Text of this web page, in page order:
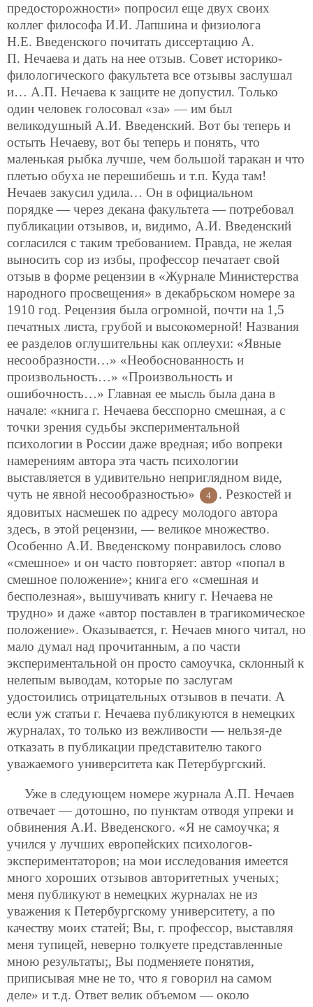
предосторожности» попросил еще двух своих
коллег философа И.И. Лапшина и физиолога
Н.Е. Введенского почитать диссертацию А.
П. Нечаева и дать на нее отзыв. Совет историко-
филологического факультета все отзывы заслушал
и… А.П. Нечаева к защите не допустил. Только
один человек голосовал «за» — им был
великодушный А.И. Введенский. Вот бы теперь и
остыть Нечаеву, вот бы теперь и понять, что
маленькая рыбка лучше, чем большой таракан и что
плетью обуха не перешибешь и т.п. Куда там!
Нечаев закусил удила… Он в официальном
порядке — через декана факультета — потребовал
публикации отзывов, и, видимо, А.И. Введенский
согласился с таким требованием. Правда, не желая
выносить сор из избы, профессор печатает свой
отзыв в форме рецензии в «Журнале Министерства
народного просвещения» в декабрьском номере за
1910 год. Рецензия была огромной, почти на 1,5
печатных листа, грубой и высокомерной! Названия
ее разделов оглушительны как оплеухи: «Явные
несообразности…» «Необоснованность и
произвольность…» «Произвольность и
ошибочность…» Главная ее мысль была дана в
начале: «книга г. Нечаева бесспорно смешная, а с
точки зрения судьбы экспериментальной
психологии в России даже вредная; ибо вопреки
намерениям автора эта часть психологии
выставляется в удивительно неприглядном виде,
чуть не явной несообразностью»
4
. Резкостей и
ядовитых насмешек по адресу молодого автора
здесь, в этой рецензии, — великое множество.
Особенно А.И. Введенскому понравилось слово
«смешное» и он часто повторяет: автор «попал в
смешное положение»; книга его «смешная и
бесполезная», вышучивать книгу г. Нечаева не
трудно» и даже «автор поставлен в трагикомическое
положение». Оказывается, г. Нечаев много читал, но
мало думал над прочитанным, а по части
экспериментальной он просто самоучка, склонный к
нелепым выводам, которые по заслугам
удостоились отрицательных отзывов в печати. А
если уж статьи г. Нечаева публикуются в немецких
журналах, то только из вежливости — нельзя-де
отказать в публикации представителю такого
уважаемого университета как Петербургский.
Уже в следующем номере журнала А.П. Нечаев
отвечает — дотошно, по пунктам отводя упреки и
обвинения А.И. Введенского. «Я не самоучка; я
учился у лучших европейских психологов-
экспериментаторов; на мои исследования имеется
много хороших отзывов авторитетных ученых;
меня публикуют в немецких журналах не из
уважения к Петербургскому университету, а по
качеству моих статей; Вы, г. профессор, выставляя
меня тупицей, неверно толкуете представленные
мною результаты;, Вы подменяете понятия,
приписывая мне не то, что я говорил на самом
деле» и т.д. Ответ велик объемом — около